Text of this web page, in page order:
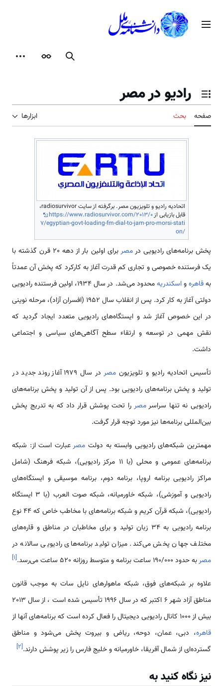
محتوامنوی اصلی
جستجوظاهر
تغییر وضعیت فهرست محتویات
رادیو در مصر
صفحه بحث ابزارها
اتحادیه رادیو و تلویزیون مصر. برگرفته از سایت radiosurvivor،
قابل بازیابی ازhttps://www.radiosurvivor.com/2013/0
7/egyptian-govt-loading-fm-dial-to-jam-pro-morsi-stati
on/
پخش برنامه‌­های رادیویی درمصر
برای اولین بار از دهه 20 قرن گذشته با
یک فرستنده خصوصی و تجاری کم قدرت آغاز به کارکرد که پخش آن عمدتاً
بهقاهرهواسکندریه
محدود می­‌شد. در سال 1934، اولین فرستنده رادیویی
دولتی آغاز به کار کرد. پس از انقلاب سال 1952 (افسران آزاد)، مرحله نوینی
در این خصوص آغاز شد و ایستگاه‌­های رادیویی متعدد ایجاد گردید که
نقش مهمی در توسعه و ارتقاء سطح آگاهی‌­های سیاسی و اجتماعی
داشت.
تأسیس اتحادیه رادیو و تلویزیونمصر
در سال 1979 آغاز روند جدید در
تولید و پخش برنامه­‌های رادیویی بود. پس از آن تولید و پخش برنامه­‌های
رادیویی نه تنها سراسرمصر را تحت پوشش قرار داد که به تدریج پخش
بین‌­المللی برنامه­‌ها نیز مورد توجه قرار گرفت.
مهمترین شبکه­‌های رادیویی وابسته به دولت مصرعبارت است از: شبکه
برنامه­‌های عمومی و محلی (با 11 مرکز رادیویی)، شبکه فرهنگ (شامل
مراکز رادیویی برنامه اروپا، برنامه دوم، برنامه موسیقی و ایستگاه‌­های
رادیویی و آموزشی)، شبکه خاورمیانه، شبکه صوت العرب (با 3 ایستگاه
رادیویی)، شبکه قرآن کریم و شبکه برنامه‌­های با مخاطب خاص که 44 نوع
برنامه رادیویی به 34 زبان تولید و برای مخاطبان در مناطق و قاره‌­های
مختلف جهان پخش می­‌کند. میزان تولید برنامه‌­های رادیویی سالانه در
مصربه حدود 190/000 ساعت برنامه و متوسط روزانه 520 ساعت می­‌رسد. [۱]
علاوه بر شبکه­‌های فوق، شبکه ماهواره­ای نایل سات به موجب قانون
مناطق آزاد شهر 6 اکتبر که در سال 1996 تأسیس شده است ، از سال 2013
بیش از 1000 کانال رادیویی دیجیتال را فعال کرده است که برنامه‌­های آنها از
قاهره، دبی، عمان، دوحه، ریاض و بیروت پخش می­‌شود و مناطق
گسترده‌­ای از شمال آفریقا، خاورمیانه و خلیج فارس را زیر پوشش دارند.[۲]
نیز نگاه کنید به